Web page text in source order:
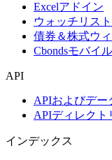
Excelアドイン
ウォッチリスト
債券＆株式ウ
Cbondsモバイ
API
APIおよびデー
APIディレクト
インデックス